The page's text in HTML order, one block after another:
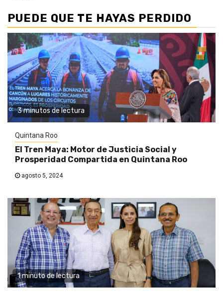
PUEDE QUE TE HAYAS PERDIDO
3 minutos de lectura
Quintana Roo
El Tren Maya: Motor de Justicia Social y
Prosperidad Compartida en Quintana Roo
agosto 5, 2024
1 minuto de lectura